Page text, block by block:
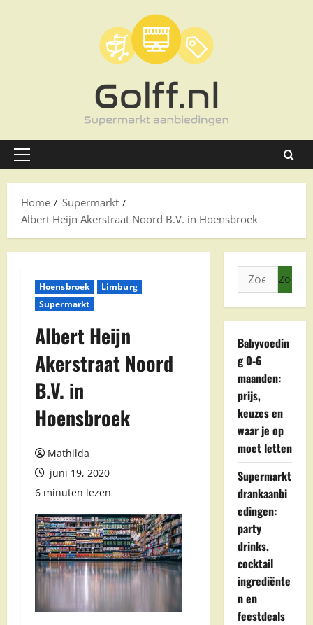
Primair
Home
Supermarkt
Albert Heijn Akerstraat Noord B.V. in Hoensbroek
Hoensbroek
Limburg
Supermarkt
Albert Heijn
Akerstraat Noord
B.V. in
Hoensbroek
Mathilda
juni 19, 2020
6 minuten lezen
Zoeken
naar:
Babyvoedin
g 0-6
maanden:
prijs,
keuzes en
waar je op
moet letten
Supermarkt
drankaanbi
edingen:
party
drinks,
cocktail
ingrediënte
n en
feestdeals